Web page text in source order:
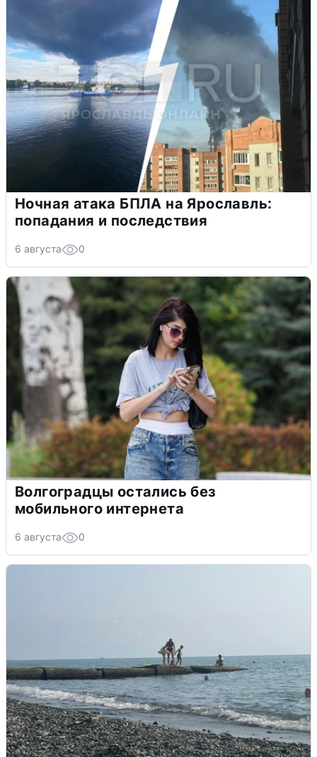
Ночная атака БПЛА на Ярославль:
попадания и последствия
6 августа 0
Волгоградцы остались без
мобильного интернета
6 августа 0